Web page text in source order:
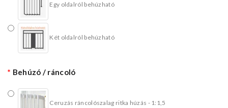
Egy oldalról behúzható
Két oldalról behúzható
Behúzó / ráncoló
Ceruzás ráncolószalag ritka húzás - 1:1,5